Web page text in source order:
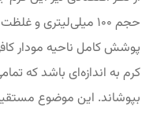
حجم ۱۰۰ میلی‌لیتری
پوشش کامل ناحیه مودار
کرم به اندازه‌ای باشد که
بپوشاند. این موضوع